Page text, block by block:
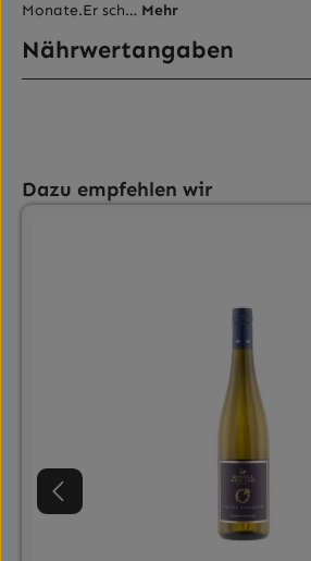
Monate.Er sch… Mehr
Nährwertangaben
Produktgalerie überspringen
Dazu empfehlen wir